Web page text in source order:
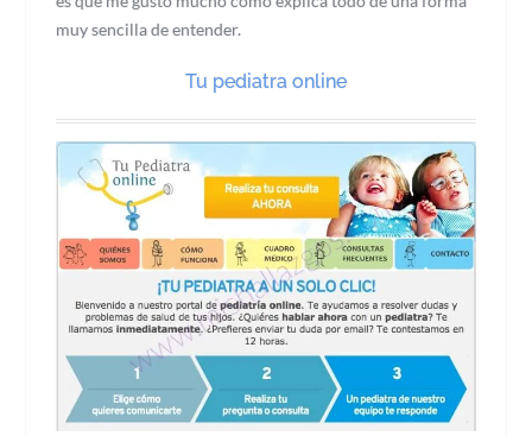
muy sencilla de entender.
Tu pediatra online